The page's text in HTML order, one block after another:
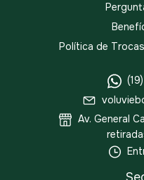
Política de
Av. General